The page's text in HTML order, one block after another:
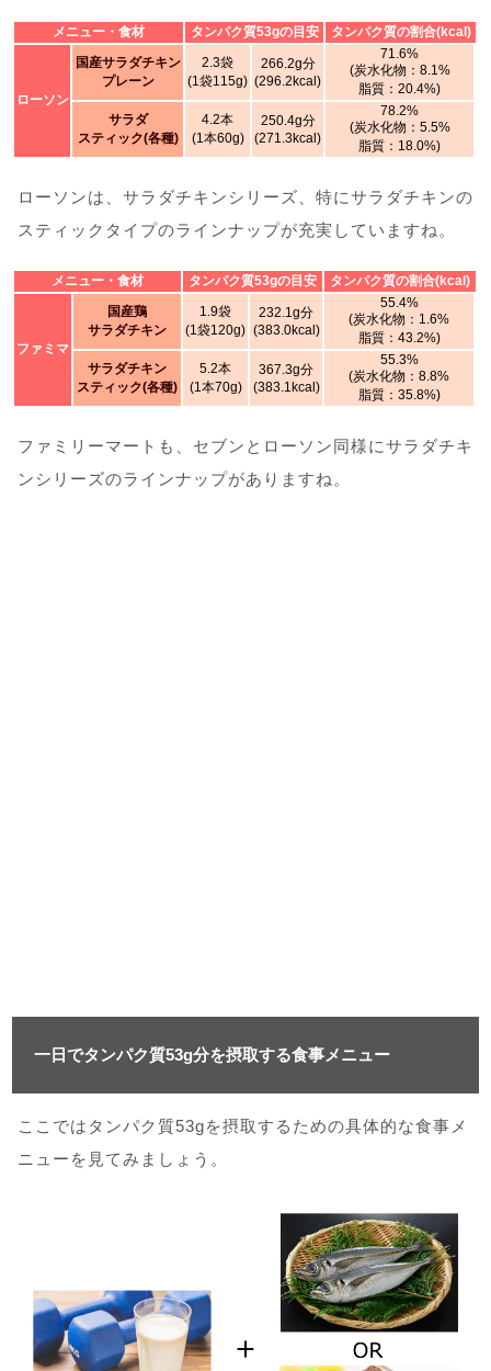
メニュー・食材 タンパク質53gの目安 タンパク質の割合(kcal)
ローソン
国産サラダチキン
プレーン
2.3袋
(1袋115g)
266.2g分
(296.2kcal)
71.6%
(炭水化物：8.1%
脂質：20.4%)
サラダ
スティック(各種)
4.2本
(1本60g)
250.4g分
(271.3kcal)
78.2%
(炭水化物：5.5%
脂質：18.0%)
ローソンは、サラダチキンシリーズ、特にサラダチキンの
スティックタイプのラインナップが充実していますね。
メニュー・食材 タンパク質53gの目安 タンパク質の割合(kcal)
ファミマ
国産鶏
サラダチキン
1.9袋
(1袋120g)
232.1g分
(383.0kcal)
55.4%
(炭水化物：1.6%
脂質：43.2%)
サラダチキン
スティック(各種)
5.2本
(1本70g)
367.3g分
(383.1kcal)
55.3%
(炭水化物：8.8%
脂質：35.8%)
ファミリーマートも、セブンとローソン同様にサラダチキ
ンシリーズのラインナップがありますね。
一日でタンパク質53g分を摂取する食事メニュー
ここではタンパク質53gを摂取するための具体的な食事メ
ニューを見てみましょう。